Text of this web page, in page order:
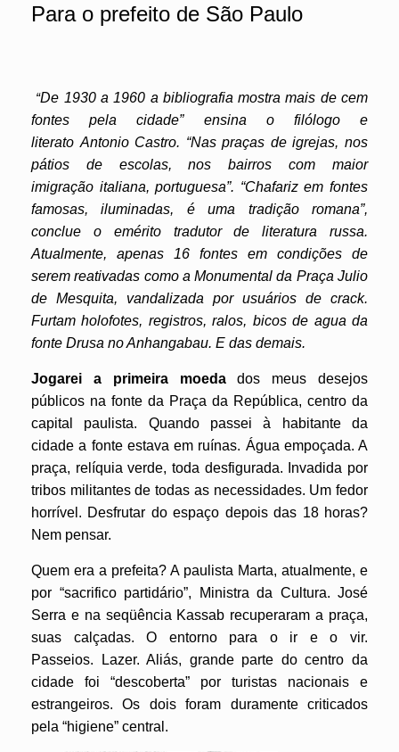
Para o prefeito de São Paulo
“De 1930 a 1960 a bibliografia mostra mais de cem
fontes pela cidade” ensina o filólogo e
literato Antonio Castro. “Nas praças de igrejas, nos
pátios de escolas, nos bairros com maior
imigração italiana, portuguesa”. “Chafariz em fontes
famosas, iluminadas, é uma tradição romana”,
conclue o emérito tradutor de literatura russa.
Atualmente, apenas 16 fontes em condições de
serem reativadas como a Monumental da Praça Julio
de Mesquita, vandalizada por usuários de crack.
Furtam holofotes, registros, ralos, bicos de agua da
fonte Drusa no Anhangabau. E das demais.
Jogarei a primeira moedados meus desejos
públicos na fonte da Praça da República, centro da
capital paulista. Quando passei à habitante da
cidade a fonte estava em ruínas. Água empoçada. A
praça, relíquia verde, toda desfigurada. Invadida por
tribos militantes de todas as necessidades. Um fedor
horrível. Desfrutar do espaço depois das 18 horas?
Nem pensar.
Quem era a prefeita? A paulista Marta, atualmente, e
por “sacrifico partidário”, Ministra da Cultura. José
Serra e na seqüência Kassab recuperaram a praça,
suas calçadas. O entorno para o ir e o vir.
Passeios. Lazer. Aliás, grande parte do centro da
cidade foi “descoberta” por turistas nacionais e
estrangeiros. Os dois foram duramente criticados
pela “higiene” central.